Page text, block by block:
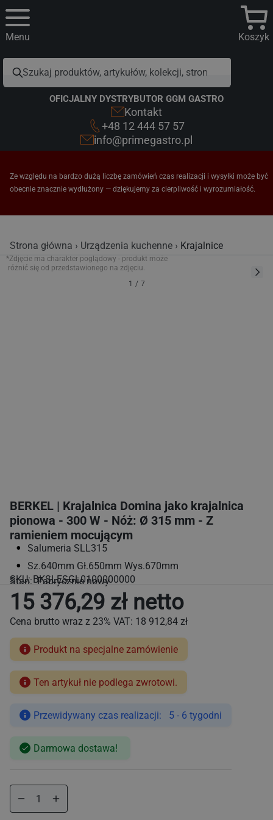
Koszyk
Menu
OFICJALNY DYSTRYBUTOR GGM GASTRO
Kontakt
+48 12 444 57 57
info@primegastro.pl
Ze względu na bardzo dużą liczbę zamówień czas realizacji i wysyłki może być
obecnie znacznie wydłużony — dziękujemy za cierpliwość i wyrozumiałość.
Strona główna Urządzenia kuchenne Krajalnice
*Zdjęcie ma charakter poglądowy - produkt może
różnić się od przedstawionego na zdjęciu.
1 / 7
BERKEL | Krajalnica Domina jako krajalnica
pionowa - 300 W - Nóż: Ø 315 mm - Z
ramieniem mocującym
Salumeria SLL315
Sz.640mm Gł.650mm Wys.670mm
SKU:BKSLESGL0100000000
Stan: Fabrycznie nowy
Cena
15 376,29 zł netto
Cena brutto wraz z 23% VAT: 18 912,84 zł
Produkt na specjalne zamówienie
Ten artykuł nie podlega zwrotowi.
Przewidywany czas realizacji: 5 - 6 tygodni
Darmowa dostawa!
Zmniejsz
ilość
Zwiększ
ilość